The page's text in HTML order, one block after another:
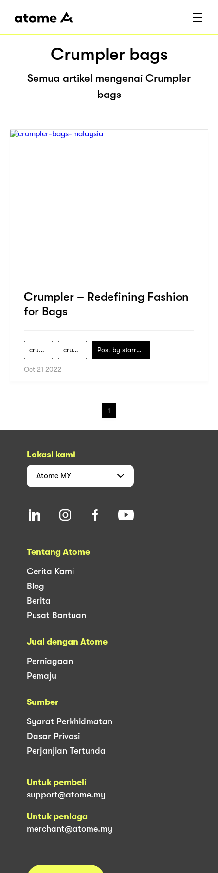
Crumpler bags
Semua artikel mengenai Crumpler
bags
Crumpler – Redefining Fashion
for Bags
crumpler-bags crumpler Post by starry1989
Oct 21 2022
1
Lokasi kami
Atome MY
Tentang Atome
Cerita Kami
Blog
Berita
Pusat Bantuan
Jual dengan Atome
Perniagaan
Pemaju
Sumber
Syarat Perkhidmatan
Dasar Privasi
Perjanjian Tertunda
Untuk pembeli
support@atome.my
Untuk peniaga
merchant@atome.my